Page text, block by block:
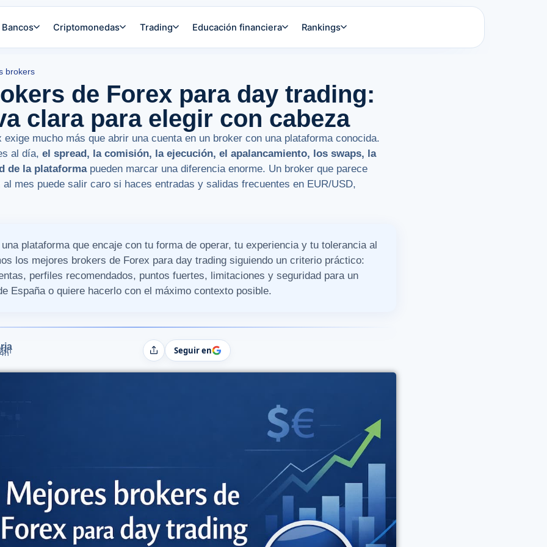
Bancos Criptomonedas Trading Educación financiera Rankings
brokers
de Forex para day trading:
clara para elegir con cabeza
exige mucho más que abrir una cuenta en un broker con una plataforma conocida.
al día, el spread, la comisión, la ejecución, el apalancamiento, los swaps, la
de la plataformapueden marcar una diferencia enorme. Un broker que parece
al mes puede salir caro si haces entradas y salidas frecuentes en EUR/USD,
plataforma que encaje con tu forma de operar, tu experiencia y tu tolerancia al
los mejores brokers de Forex para day trading siguiendo un criterio práctico:
perfiles recomendados, puntos fuertes, limitaciones y seguridad para un
España o quiere hacerlo con el máximo contexto posible.
CompartirSeguir en